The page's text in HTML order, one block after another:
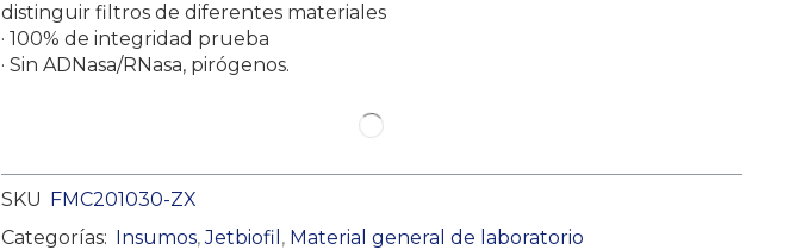
distinguir filtros de diferentes materiales
· 100% de integridad prueba
· Sin ADNasa/RNasa, pirógenos.
SKU FMC201030-ZX
Categorías: Insumos,Jetbiofil , Material general de laboratorio